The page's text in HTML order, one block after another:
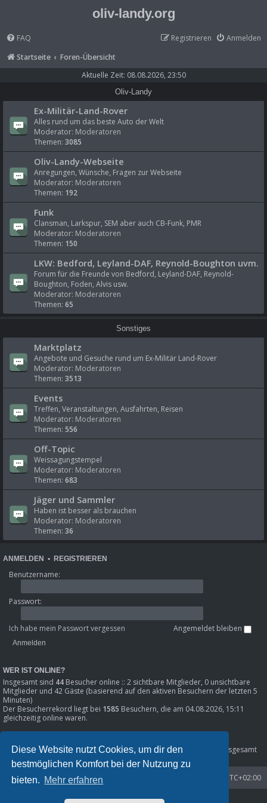
Diese Website nutzt Cookies, um dir den
bestmöglichen Komfort bei der Nutzung zu
bieten. Mehr erfahren
oliv-landy.org
FAQ Anmelden
Registrieren
Startseite
Foren-Übersicht
Aktuelle Zeit: 08.08.2026, 23:50
Oliv-Landy
Ex-Militär-Land-Rover
Alles rund um das beste Auto der Welt
Moderator: Moderatoren
Themen: 3085
Oliv-Landy-Webseite
Anregungen, Wünsche, Fragen zur Webseite
Moderator: Moderatoren
Themen: 192
Funk
Clansman, Larkspur, SEM aber auch CB-Funk, PMR
Moderator: Moderatoren
Themen: 150
LKW: Bedford, Leyland-DAF, Reynold-Boughton uvm.
Forum für die Freunde von Bedford, Leyland-DAF, Reynold-
Boughton, Foden, Alvis usw.
Moderator: Moderatoren
Themen: 65
Sonstiges
Marktplatz
Angebote und Gesuche rund um Ex-Militär Land-Rover
Moderator: Moderatoren
Themen: 3513
Events
Treffen, Veranstaltungen, Ausfahrten, Reisen
Moderator: Moderatoren
Themen: 556
Off-Topic
Weissagungstempel
Moderator: Moderatoren
Themen: 683
Jäger und Sammler
Haben ist besser als brauchen
Moderator: Moderatoren
Themen: 36
ANMELDEN • REGISTRIEREN
Benutzername:
Passwort:
Ich habe mein Passwort vergessen Angemeldet bleiben
WER IST ONLINE?
Insgesamt sind 44 Besucher online :: 2 sichtbare Mitglieder, 0 unsichtbare
Mitglieder und 42 Gäste (basierend auf den aktiven Besuchern der letzten 5
Minuten)
Der Besucherrekord liegt bei 1585 Besuchern, die am 04.08.2026, 15:11
gleichzeitig online waren.
Beiträge insgesamt80301• Themen insgesamt8633• Mitglieder insgesamt
1216
• Unser neuestes Mitglied: Phil_SE
Startseite
Foren-Übersicht UTC+02:00
Powered byphpBB® Forum Software © phpBB Limited